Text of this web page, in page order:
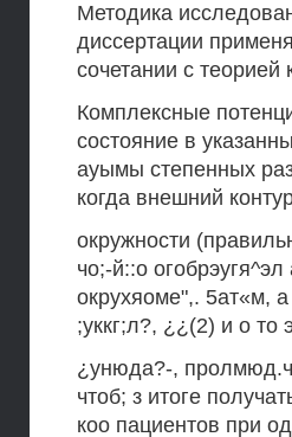
Методика
диссертации
сочетании с
Комплексные
состояние в
ауымы степенных
когда внешний
окружности
чо;-й::о огобрэугя^эл
окрухяоме",. 5ат«м, а
;уккг;л?, ¿¿(2) и о то
¿унюда?-,
чтоб; з итоге
коо пациентов при